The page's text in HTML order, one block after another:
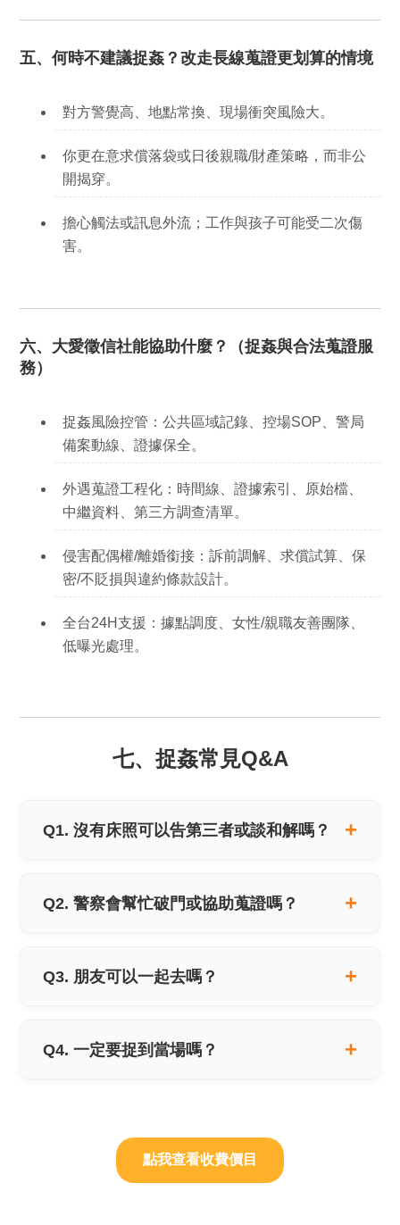
五、何時不建議捉姦？改走長線蒐證更划算的情境
對方警覺高、地點常換、現場衝突風險大。
你更在意求償落袋或日後親職/財產策略，而非公
開揭穿。
擔心觸法或訊息外流；工作與孩子可能受二次傷
害。
六、大愛徵信社能協助什麼？（捉姦與合法蒐證服
務）
捉姦風險控管：公共區域記錄、控場SOP、警局
備案動線、證據保全。
外遇蒐證工程化： 時間線、證據索引、原始檔、
中繼資料、第三方調查清單。
侵害配偶權/離婚銜接：訴前調解、求償試算、保
密/不貶損與違約條款設計。
全台24H支援：據點調度、女性/親職友善團隊、
低曝光處理。
七、捉姦常見Q&A
Q1. 沒有床照可以告第三者或談和解嗎？
Q2. 警察會幫忙破門或協助蒐證嗎？
Q3. 朋友可以一起去嗎？
Q4. 一定要捉到當場嗎？
點我查看收費價目